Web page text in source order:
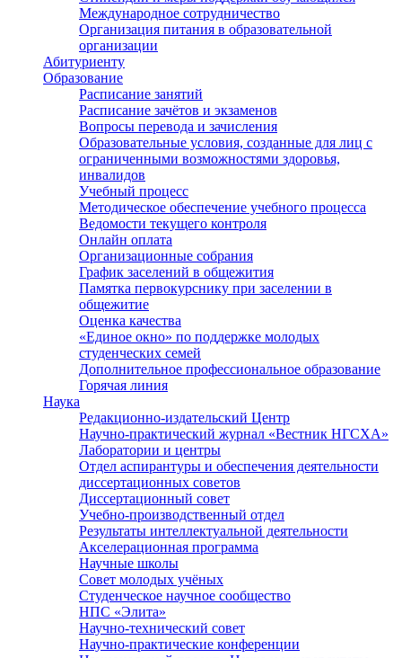
Международное сотрудничество
Организация питания в образовательной
организации
Абитуриенту
Образование
Расписание занятий
Расписание зачётов и экзаменов
Вопросы перевода и зачисления
Образовательные условия, созданные для лиц с
ограниченными возможностями здоровья,
инвалидов
Учебный процесс
Методическое обеспечение учебного процесса
Ведомости текущего контроля
Онлайн оплата
Организационные собрания
График заселений в общежития
Памятка первокурснику при заселении в
общежитие
Оценка качества
«Единое окно» по поддержке молодых
студенческих семей
Дополнительное профессиональное образование
Горячая линия
Наука
Редакционно-издательский Центр
Научно-практический журнал «Вестник НГСХА»
Лаборатории и центры
Отдел аспирантуры и обеспечения деятельности
диссертационных советов
Диссертационный совет
Учебно-производственный отдел
Результаты интеллектуальной деятельности
Акселерационная программа
Научные школы
Совет молодых учёных
Студенческое научное сообщество
НПС «Элита»
Научно-технический совет
Научно-практические конференции